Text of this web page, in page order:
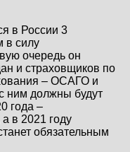
в России 3
в силу
очередь он
и страховщиков по
– ОСАГО и
ним должны будут
года –
в 2021 году
обязательным